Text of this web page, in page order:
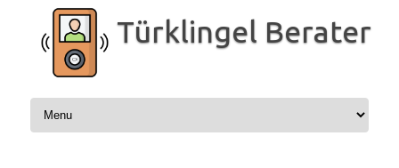
springen
Türklingel Berater